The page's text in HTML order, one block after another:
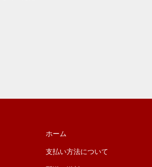
ホーム
支払い方法について